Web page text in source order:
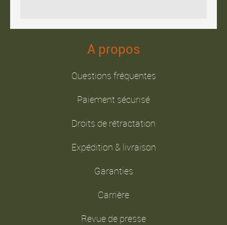
A propos
Questions fréquentes
Paiement sécurisé
Droits de rétractation
Expédition & livraison
Garanties
Carrière
Revue de presse